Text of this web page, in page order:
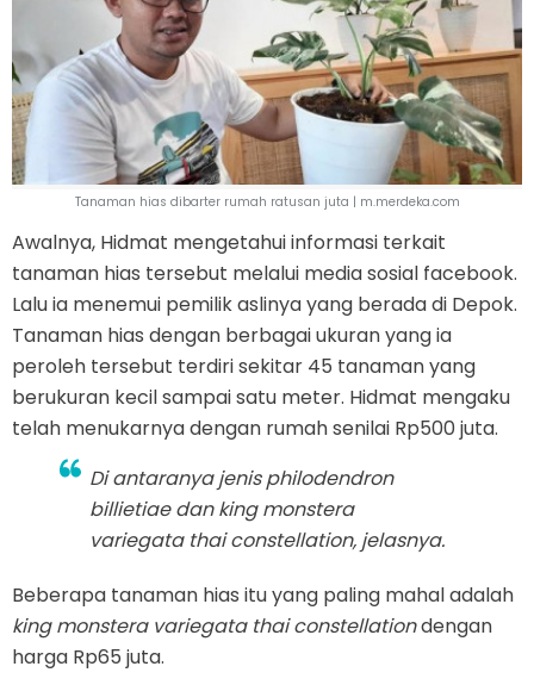
Tanaman hias dibarter rumah ratusan juta | m.merdeka.com
Awalnya, Hidmat mengetahui informasi terkait
tanaman hias tersebut melalui media sosial facebook.
Lalu ia menemui pemilik aslinya yang berada di Depok.
Tanaman hias dengan berbagai ukuran yang ia
peroleh tersebut terdiri sekitar 45 tanaman yang
berukuran kecil sampai satu meter. Hidmat mengaku
telah menukarnya dengan rumah senilai Rp500 juta.
Di antaranya jenisphilodendron
billietiaedanking monstera
variegata thai constellation, jelasnya.
Beberapa tanaman hias itu yang paling mahal adalah
king monstera variegata thai constellationdengan
harga Rp65 juta.